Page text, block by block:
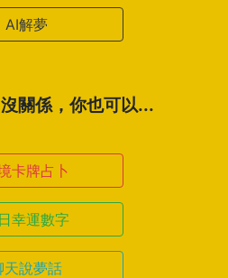
AI解夢
關係，你也可以...
卡牌占卜
幸運數字
天說夢話